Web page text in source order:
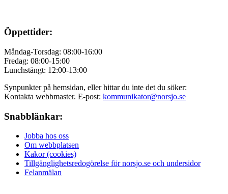
Öppettider:
Måndag-Torsdag: 08:00-16:00
Fredag: 08:00-15:00
Lunchstängt: 12:00-13:00
Synpunkter på hemsidan, eller hittar du inte det du söker:
Kontakta webbmaster. E-post: kommunikator@norsjo.se
Snabblänkar:
Jobba hos oss
Om webbplatsen
Kakor (cookies)
Tillgänglighetsredogörelse för norsjo.se och undersidor
Felanmälan